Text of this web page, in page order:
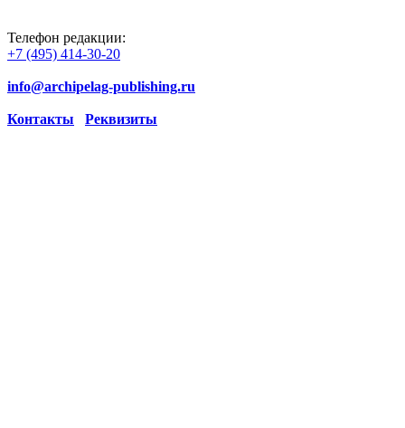
Телефон редакции:
+7 (495) 414-30-20
info@archipelag-publishing.ru
Контакты Реквизиты